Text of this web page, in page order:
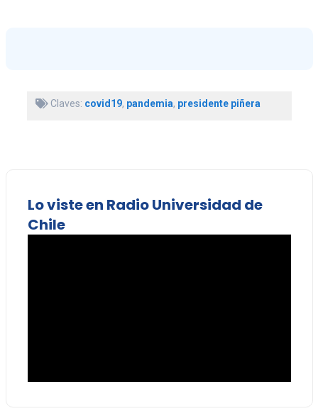
Claves: covid19, pandemia, presidente piñera
Lo viste en Radio Universidad de
Chile